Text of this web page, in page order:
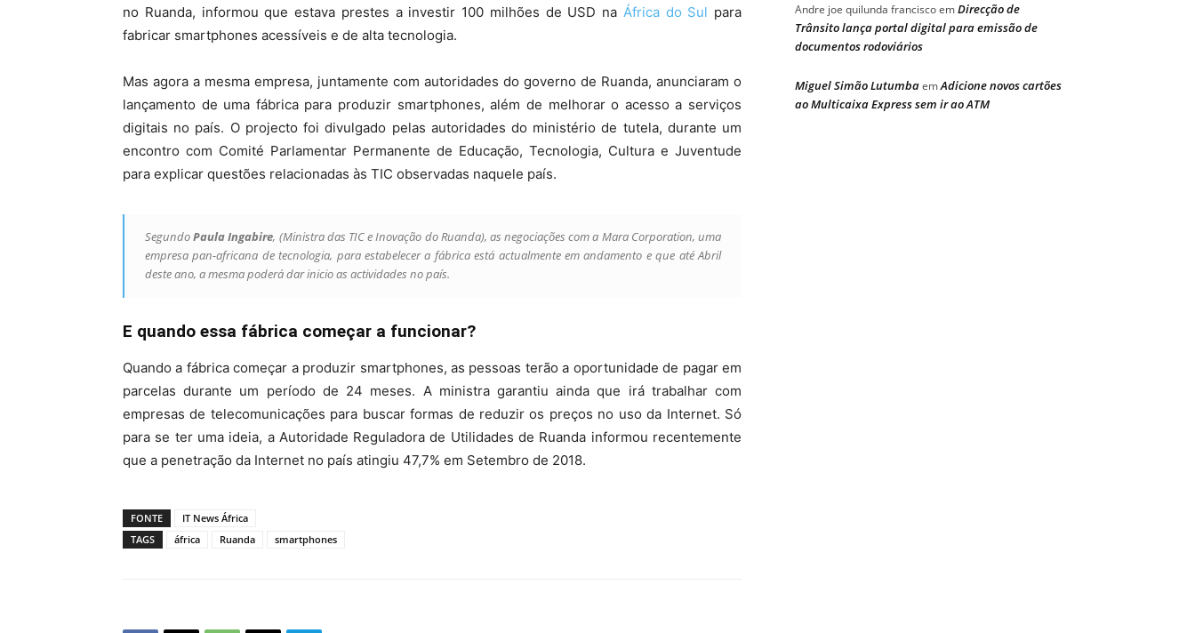
no Ruanda, informou que estava prestes a investir 100 milhões de USD na África do Sul para
fabricar smartphones acessíveis e de alta tecnologia.
Mas agora a mesma empresa, juntamente com autoridades do governo de Ruanda, anunciaram o
lançamento de uma fábrica para produzir smartphones, além de melhorar o acesso a serviços
digitais no país. O projecto foi divulgado pelas autoridades do ministério de tutela, durante um
encontro com Comité Parlamentar Permanente de Educação, Tecnologia, Cultura e Juventude
para explicar questões relacionadas às TIC observadas naquele país.
SegundoPaula Ingabire, (Ministra das TIC e Inovação do Ruanda), as negociações com a Mara Corporation, uma
empresa pan-africana de tecnologia, para estabelecer a fábrica está actualmente em andamento e que até Abril
deste ano, a mesma poderá dar inicio as actividades no país.
E quando essa fábrica começar a funcionar?
Quando a fábrica começar a produzir smartphones, as pessoas terão a oportunidade de pagar em
parcelas durante um período de 24 meses. A ministra garantiu ainda que irá trabalhar com
empresas de telecomunicações para buscar formas de reduzir os preços no uso da Internet. Só
para se ter uma ideia, a Autoridade Reguladora de Utilidades de Ruanda informou recentemente
que a penetração da Internet no país atingiu 47,7% em Setembro de 2018.
FONTE
IT News África
TAGS
áfrica Ruanda smartphones
Andre joe quilunda franciscoemDirecção de
Trânsito lança portal digital para emissão de
documentos rodoviários
Miguel Simão LutumbaemAdicione novos cartões
ao Multicaixa Express sem ir ao ATM